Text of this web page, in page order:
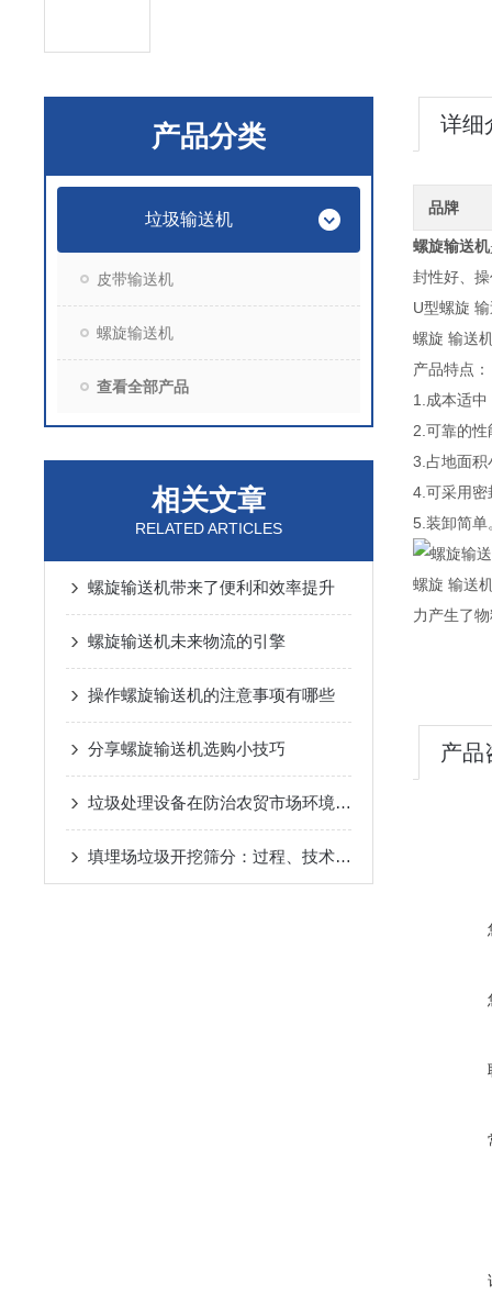
产品分类
垃圾输送机
皮带输送机
螺旋输送机
查看全部产品
相关文章
RELATED ARTICLES
螺旋输送机带来了便利和效率提升
螺旋输送机未来物流的引擎
操作螺旋输送机的注意事项有哪些
分享螺旋输送机选购小技巧
垃圾处理设备在防治农贸市场环境污染时从哪几方面入手
填埋场垃圾开挖筛分：过程、技术与环境影响
详细
品牌
螺旋输送机
封性好、
U型螺旋
螺旋 输送
产品特点：
1.成本适
2.可靠的
3.占地面积
4.可采用密
5.装卸简单
螺旋 输送
力
产品